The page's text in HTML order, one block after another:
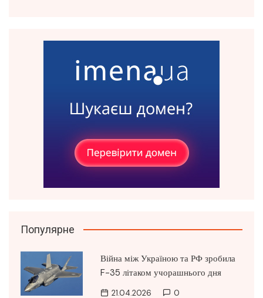
Популярне
Війна між Україною та РФ зробила
F-35 літаком учорашнього дня
21.04.2026 0